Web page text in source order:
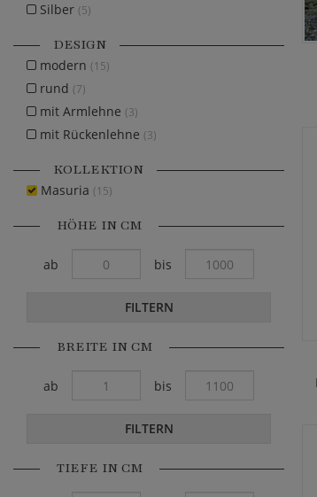
Silber (5)
DESIGN
modern (15)
rund (7)
mit Armlehne (3)
mit Rückenlehne (3)
KOLLEKTION
Masuria (15)
HÖHE IN CM
ab bis
FILTERN
BREITE IN CM
ab bis
FILTERN
TIEFE IN CM